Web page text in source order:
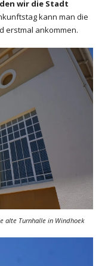
wir die Stadt
kann man die
erstmal ankommen.
alte Turnhalle in Windhoek